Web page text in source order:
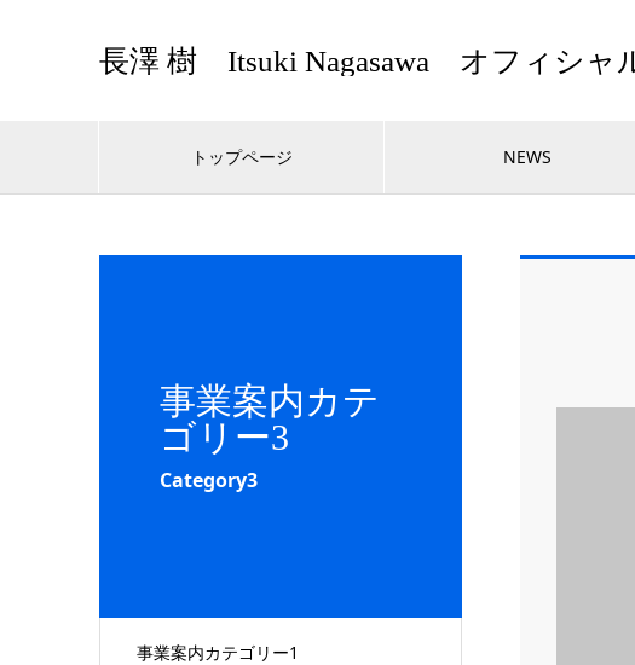
長澤 樹 Itsuki Nagasawa オフィシャ
トップページ NEWS
事業案内カテ
ゴリー3
Category3
事業案内カテゴリー1